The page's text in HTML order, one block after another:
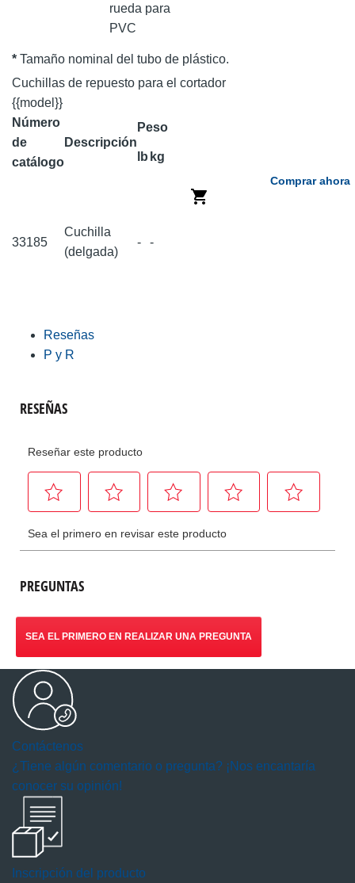
rueda para
PVC
* Tamaño nominal del tubo de plástico.
Cuchillas de repuesto para el cortador
{{model}}
Número
de
catálogo
Descripción
Peso
lb kg
33185
Cuchilla
(delgada)
- -
Comprar ahora
Reseñas
P y R
PREGUNTAS
SEA EL PRIMERO EN REALIZAR UNA PREGUNTA
Contáctenos
¿Tiene algún comentario o pregunta? ¡Nos encantaría
conocer su opinión!
Inscripción del producto